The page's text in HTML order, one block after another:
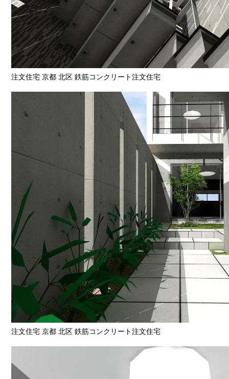
注文住宅 京都 北区 鉄筋コンクリート注文住宅
注文住宅 京都 北区 鉄筋コンクリート注文住宅